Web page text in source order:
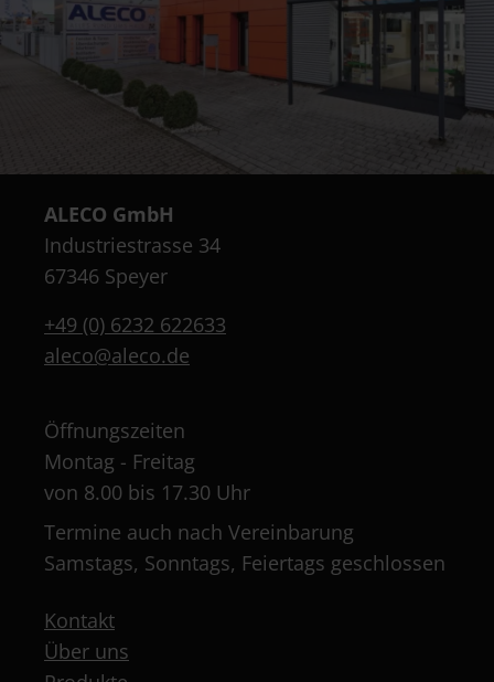
ALECO GmbH
Industriestrasse 34
67346 Speyer
+49 (0) 6232 622633
aleco@aleco.de
Öffnungszeiten
Montag - Freitag
von 8.00 bis 17.30 Uhr
Termine auch nach Vereinbarung
Samstags, Sonntags, Feiertags geschlossen
Kontakt
Über uns